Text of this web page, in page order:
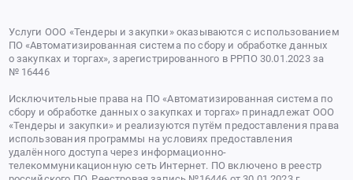
Услуги ООО «Тендеры и закупки» оказываются с использованием
ПО «Автоматизированная система по сбору и обработке данных
о закупках и торгах», зарегистрированного в РРПО 30.01.2023 за
№ 16446
Исключительные права на ПО «Автоматизированная система по
сбору и обработке данных о закупках и торгах» принадлежат ООО
«Тендеры и закупки» и реализуются путём предоставления права
использования программы на условиях предоставления
удалённого доступа через информационно-
телекоммуникационную сеть Интернет. ПО включено в реестр